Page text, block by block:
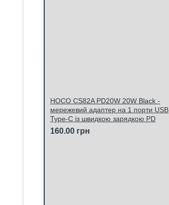
HOCO CS82A PD20W 20W Black -
мережевий адаптер на 1 порти USB
Type-C із швидкою зарядкою PD
160.00 грн